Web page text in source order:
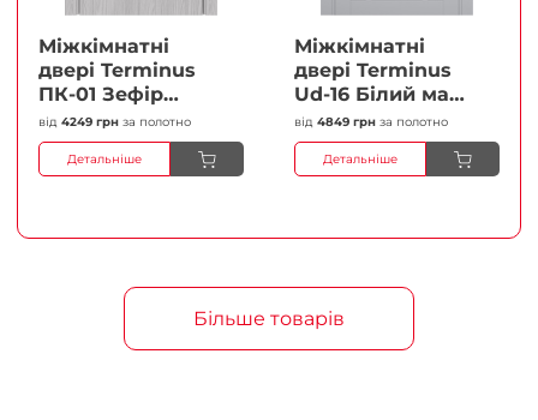
Міжкімнатні
двері Terminus
ПК-01 Зефір
Глухі Плівка
від 4249 грн за полотно
Детальніше
Міжкімнатні
двері Terminus
Ud-16 Білий мат
(Термінус) Сатин
білий Плівка
від 4849 грн за полотно
Детальніше
Більше товарів